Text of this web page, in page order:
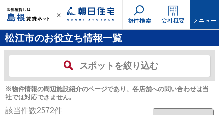
物件検索 会社概要 メニュー
松江市のお役立ち情報一覧
スポットを絞り込む
※物件情報の周辺施設紹介のページであり、各店舗への問い合わせは当
社では対応できません。
該当件数2572件